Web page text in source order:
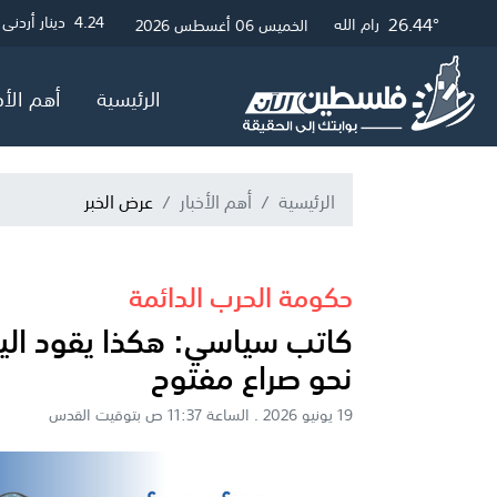
29.93° غزة 26.68° القدس 26.44° رام الله 25.53° الخليل الخميس 06 أغسطس 2026 3 دولار أمريكي4.05 جنيه 4.24 دينار أردني 0.06 جنيه مصري
الرئيسية أهم
الرئيسية أهم الأخبار عرض الخبر
حكومة الحرب الدائمة
كاتب سياسي: هكذا يقود
نحو صراع مفتوح
19 يونيو 2026 . الساعة 11:37 ص بتوقيت القدس